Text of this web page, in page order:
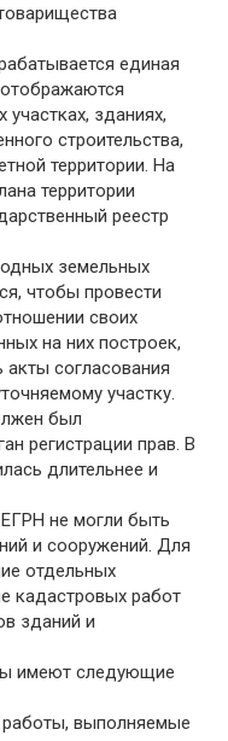
единая
зданиях,
строительства,
территории. На
территории
реестр
земельных
чтобы провести
своих
на них построек,
согласования
участку.
был
регистрации прав. В
длительнее и
не могли быть
и сооружений. Для
отдельных
кадастровых работ
зданий и
имеют следующие
выполняемые